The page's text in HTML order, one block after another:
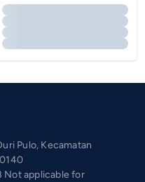
Pulo, Kecamatan
Not applicable for